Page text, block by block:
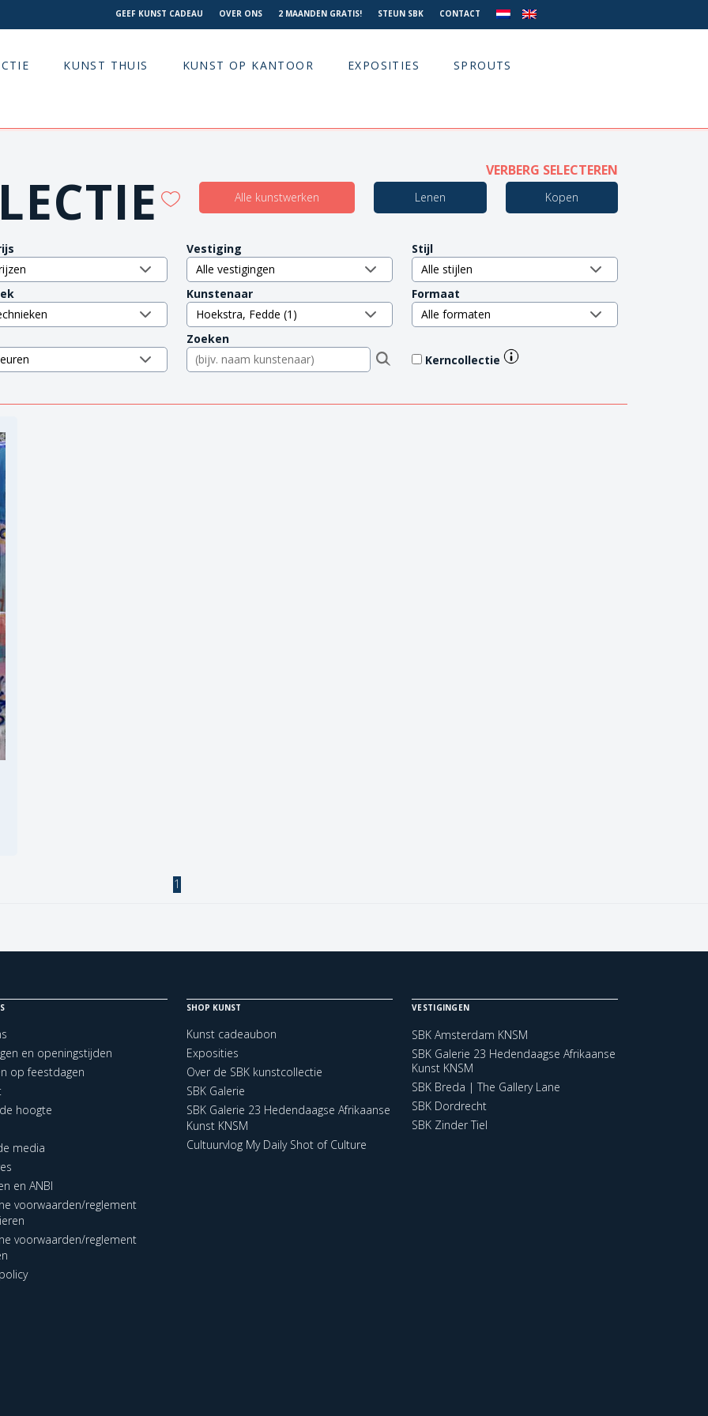
GEEF KUNST CADEAU OVER ONS 2 MAANDEN GRATIS! STEUN SBK CONTACT
KUNST THUIS KUNST OP KANTOOR EXPOSITIES SPROUTS
VERBERG SELECTEREN
Alle kunstwerken Lenen Kopen
Vestiging Stijl
Kunstenaar Formaat
Zoeken
Kerncollectie
1
en openingstijden
op feestdagen
hoogte
media
en ANBI
voorwaarden/reglement
voorwaarden/reglement
SHOP KUNST
Kunst cadeaubon
Exposities
Over de SBK kunstcollectie
SBK Galerie
SBK Galerie 23 Hedendaagse Afrikaanse
Kunst KNSM
Cultuurvlog My Daily Shot of Culture
VESTIGINGEN
SBK Amsterdam KNSM
SBK Galerie 23 Hedendaagse Afrikaanse
Kunst KNSM
SBK Breda | The Gallery Lane
SBK Dordrecht
SBK Zinder Tiel